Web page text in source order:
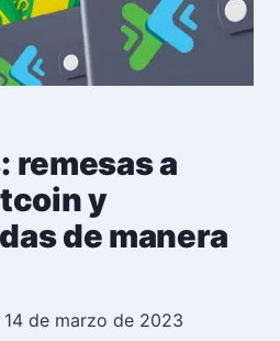
remesas a
y
de manera
14 de marzo de 2023